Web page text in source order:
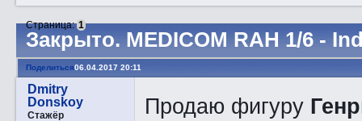
Закрытo. MEDICOM RAH 1/6 -
Страница:1
Поделиться06.04.2017 20:11
Dmitry
Donskoy
Стажёр Продаю фигуру